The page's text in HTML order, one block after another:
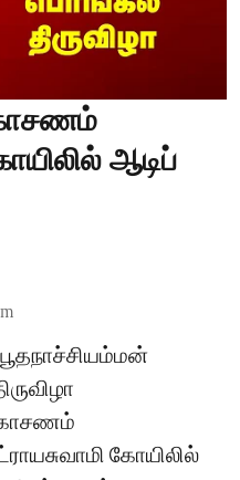
ஆடிப்
கோயிலில்